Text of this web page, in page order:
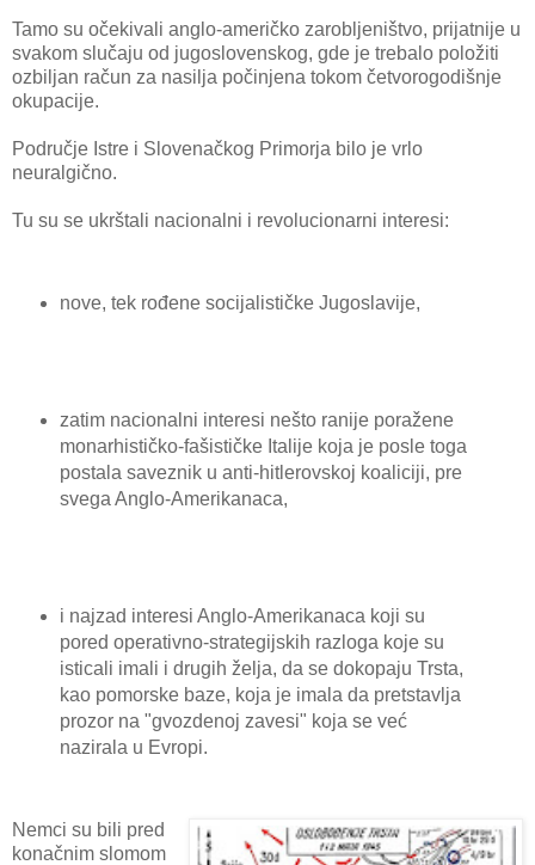
Tamo su očekivali anglo-američko zarobljeništvo, prijatnije u
svakom slučaju od jugoslovenskog, gde je trebalo položiti
ozbiljan račun za nasilja počinjena tokom četvorogodišnje
okupacije.
Područje Istre i Slovenačkog Primorja bilo je vrlo
neuralgično.
Tu su se ukrštali nacionalni i revolucionarni interesi:
nove, tek rođene socijalističke Jugoslavije,
zatim nacionalni interesi nešto ranije poražene
monarhističko-fašističke Italije koja je posle toga
postala saveznik u anti-hitlerovskoj koaliciji, pre
svega Anglo-Amerikanaca,
i najzad interesi Anglo-Amerikanaca koji su
pored operativno-strategijskih razloga koje su
isticali imali i drugih želja, da se dokopaju Trsta,
kao pomorske baze, koja je imala da pretstavlja
prozor na "gvozdenoj zavesi" koja se već
nazirala u Evropi.
Nemci su bili pred
konačnim slomom